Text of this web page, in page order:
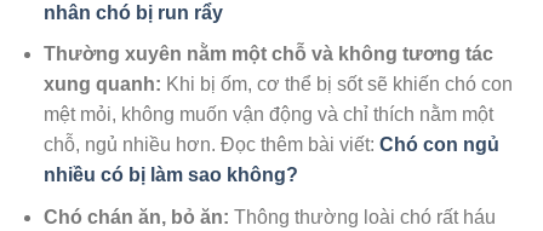
nhân chó bị run rẩy
Thường xuyên nằm một chỗ và không tương tác
xung quanh: Khi bị ốm, cơ thể bị sốt sẽ khiến chó con
mệt mỏi, không muốn vận động và chỉ thích nằm một
chỗ, ngủ nhiều hơn. Đọc thêm bài viết: Chó con ngủ
nhiều có bị làm sao không?
Chó chán ăn, bỏ ăn: Thông thường loài chó rất háu